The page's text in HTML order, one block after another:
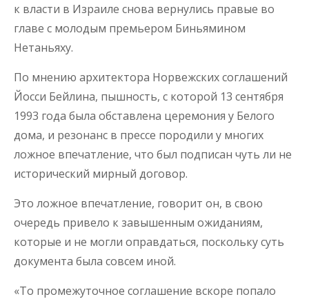
к власти в Израиле снова вернулись правые во
главе с молодым премьером Биньямином
Нетаньяху.
По мнению архитектора Норвежских соглашений
Йосси Бейлина, пышность, с которой 13 сентября
1993 года была обставлена церемония у Белого
дома, и резонанс в прессе породили у многих
ложное впечатление, что был подписан чуть ли не
исторический мирный договор.
Это ложное впечатление, говорит он, в свою
очередь привело к завышенным ожиданиям,
которые и не могли оправдаться, поскольку суть
документа была совсем иной.
«То промежуточное соглашение вскоре попало